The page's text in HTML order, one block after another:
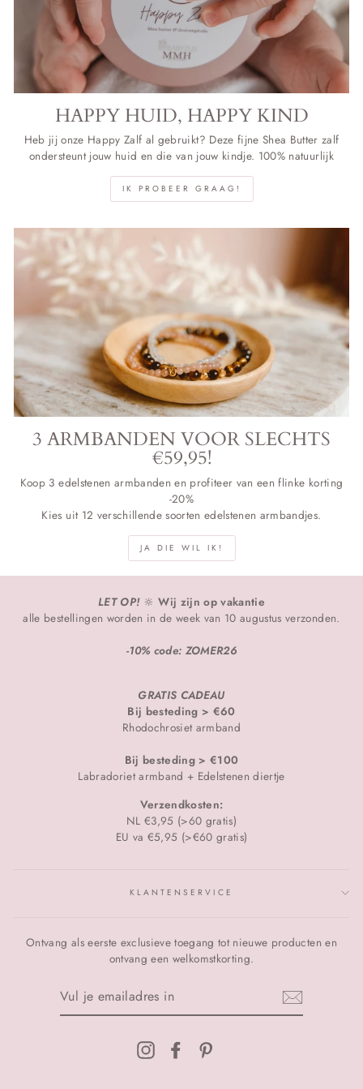
HAPPY HUID, HAPPY KIND
Heb jij onze Happy Zalf al gebruikt? Deze fijne Shea Butter zalf
ondersteunt jouw huid en die van jouw kindje. 100% natuurlijk
IK PROBEER GRAAG!
3 ARMBANDEN VOOR SLECHTS
€59,95!
Koop 3 edelstenen armbanden en profiteer van een flinke korting
-20%
Kies uit 12 verschillende soorten edelstenen armbandjes.
JA DIE WIL IK!
LET OP! 🔆Wij zijn op vakantie
alle bestellingen worden in de week van 10 augustus verzonden.
-10% code: ZOMER26
GRATIS CADEAU
Bij besteding > €60
Rhodochrosiet armband
Bij besteding > €100
Labradoriet armband + Edelstenen diertje
Verzendkosten:
NL €3,95 (>60 gratis)
EU va €5,95 (>€60 gratis)
KLANTENSERVICE
Ontvang als eerste exclusieve toegang tot nieuwe producten en
ontvang een welkomstkorting.
InstagramFacebook